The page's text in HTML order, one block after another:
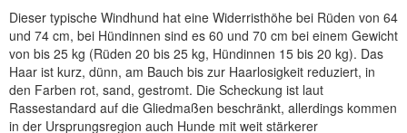
Dieser typische Windhund hat eine Widerristhöhe bei Rüden von 64
und 74 cm, bei Hündinnen sind es 60 und 70 cm bei einem Gewicht
von bis 25 kg (Rüden 20 bis 25 kg, Hündinnen 15 bis 20 kg). Das
Haar ist kurz, dünn, am Bauch bis zur Haarlosigkeit reduziert, in
den Farben rot, sand, gestromt. Die Scheckung ist laut
Rassestandard auf die Gliedmaßen beschränkt, allerdings kommen
in der Ursprungsregion auch Hunde mit weit stärkerer